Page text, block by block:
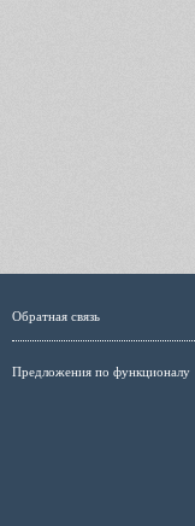
Обратная связь
Предложения по функционалу